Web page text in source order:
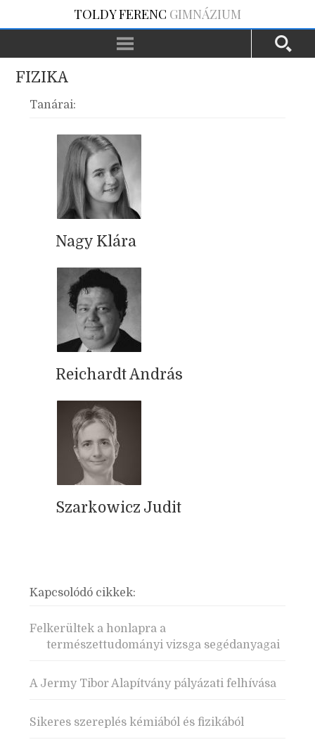
TOLDY FERENC GIMNÁZIUM
FIZIKA
Tanárai:
Nagy Klára
Reichardt András
Szarkowicz Judit
Kapcsolódó cikkek:
Felkerültek a honlapra a
természettudományi vizsga segédanyagai
A Jermy Tibor Alapítvány pályázati felhívása
Sikeres szereplés kémiából és fizikából